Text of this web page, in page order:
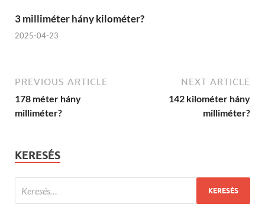
3 milliméter hány kilométer?
2025-04-23
PREVIOUS ARTICLE
178 méter hány
milliméter?
NEXT ARTICLE
142 kilométer hány
milliméter?
KERESÉS